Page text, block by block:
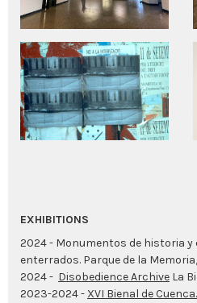
EXHIBITIONS
2024 - Monumentos de historia
enterrados. Parque de la
2024 - Disobedience Archive La
2023-2024 - XVI Bienal de